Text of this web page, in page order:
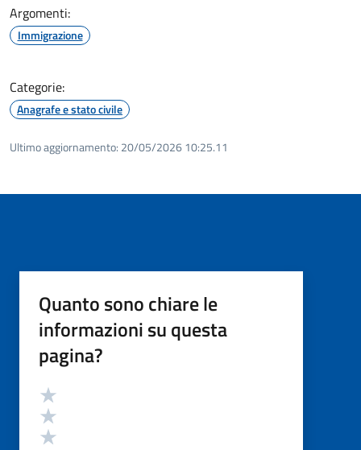
Argomenti:
Immigrazione
Categorie:
Anagrafe e stato civile
Ultimo aggiornamento: 20/05/2026 10:25.11
Quanto sono chiare le
informazioni su questa
pagina?
Valutazione